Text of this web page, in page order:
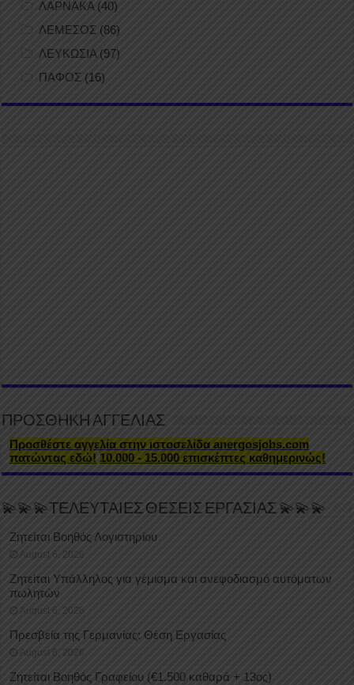
ΛΑΡΝΑΚΑ (40)
ΛΕΜΕΣΟΣ (86)
ΛΕΥΚΩΣΙΑ(97)
ΠΑΦΟΣ (16)
ΠΡΟΣΘΗΚΗ ΑΓΓΕΛΙΑΣ
Προσθέστε αγγελία στην ιστοσελίδα anergosjobs.com
πατώντας εδώ! 10.000 - 15.000 επισκέπτες καθημερινώς!
💫💫💫ΤΕΛΕΥΤΑΙΕΣ ΘΕΣΕΙΣ ΕΡΓΑΣΙΑΣ 💫💫💫
Ζητείται Βοηθός Λογιστηρίου
August 6, 2026
Ζητείται Υπάλληλος για γέμισμα και ανεφοδιασμό αυτόματων
πωλητών
August 6, 2026
Πρεσβεία της Γερμανίας: Θέση Εργασίας
August 6, 2026
Ζητείται Βοηθός Γραφείου (€1.500 καθαρά + 13ος)